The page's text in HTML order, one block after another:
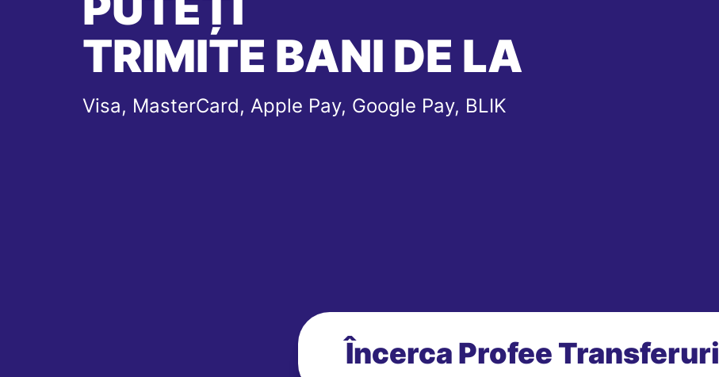
TRIMITE BANI DE LA
Visa, MasterCard, Apple Pay, Google Pay, BLIK
Încerca Profee Transferuri